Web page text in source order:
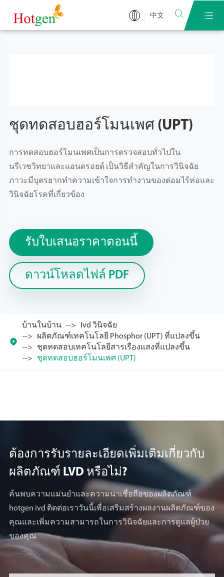
中文  
ชุดทดสอบฮอร์โมนเพศ (UPT)
การทดสอบฮอร์โมนเพศเป็นการตรวจสอบทั่วไปใน
นรีเวชวิทยาและแอนดรอยด์ เป็นวิธีสำคัญในการวินิจฉัย
ภาวะมีบุตรยากทำความเข้าใจการทำงานของต่อมไร้ท่อและ
วินิจฉัยโรคที่เกี่ยวข้อง
รับใบเสนอราคาตอนนี้
ดาวน์โหลดไฟล์ PDF

บ้านในบ้าน
Ivd วินิจฉัย
ผลิตภัณฑ์เทคโนโลยี Phosphor (UPT) ที่แปลงขึ้น
ชุดทดสอบเทคโนโลยีสารเรืองแสงที่แปลงขึ้น
ชุดทดสอบฮอร์โมนเพศ (UPT)
ต้องการรับรายละเอียดเพิ่มเติมเกี่ยวกับ
ผลิตภัณฑ์ LVD หรือไม่?
ค้นพบความแม่นยำและความน่าเชื่อถือของผลิตภัณฑ์
hotgen ivd ติดต่อเราวันนี้เพื่อเสริมสร้างผลงานผลิตภัณฑ์ของ
คุณและเพิ่มความสามารถในการวินิจฉัยและการดูแลผู้ป่วย
ของคุณ